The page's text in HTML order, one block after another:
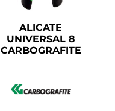
ALICATE
UNIVERSAL 8
CARBOGRAFITE